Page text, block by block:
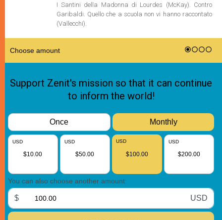
I Santini della Madonna di Lourdes (McKay). Contro
Garibaldi. Quello che a scuola non vi hanno raccontato
(Vallecchi).